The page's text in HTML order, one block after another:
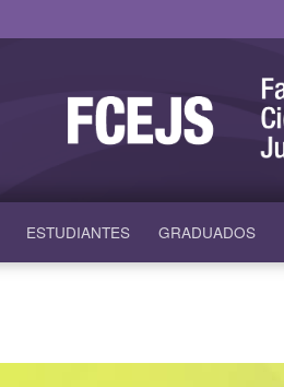
ESTUDIANTES GRADUADOS